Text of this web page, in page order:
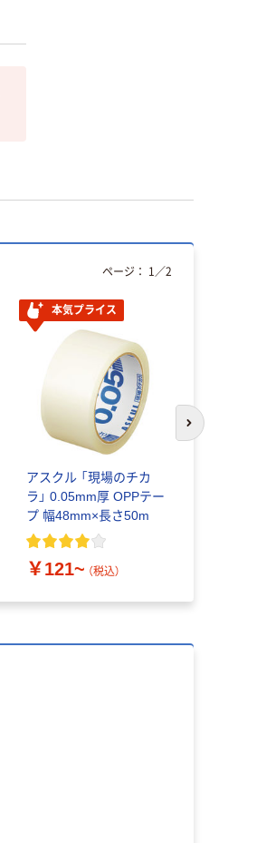
本気プライス
アスクル 「現場のチカ
ラ」 0.05mm厚 OPPテー
プ 幅48mm×長さ50m
￥121~ （税込）
ページ： 1 ／2
次のスライド